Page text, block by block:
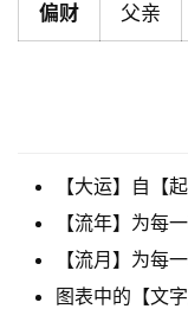
A
务
偏财 父亲
【大运】自【
【流年】为每
【流月】为每
图表中的【文